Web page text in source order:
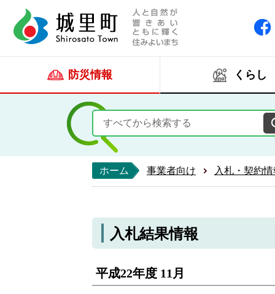
防災情報 くらし
ホーム 事業者向け 入札・契約
入札結果情報
平成22年度 11月